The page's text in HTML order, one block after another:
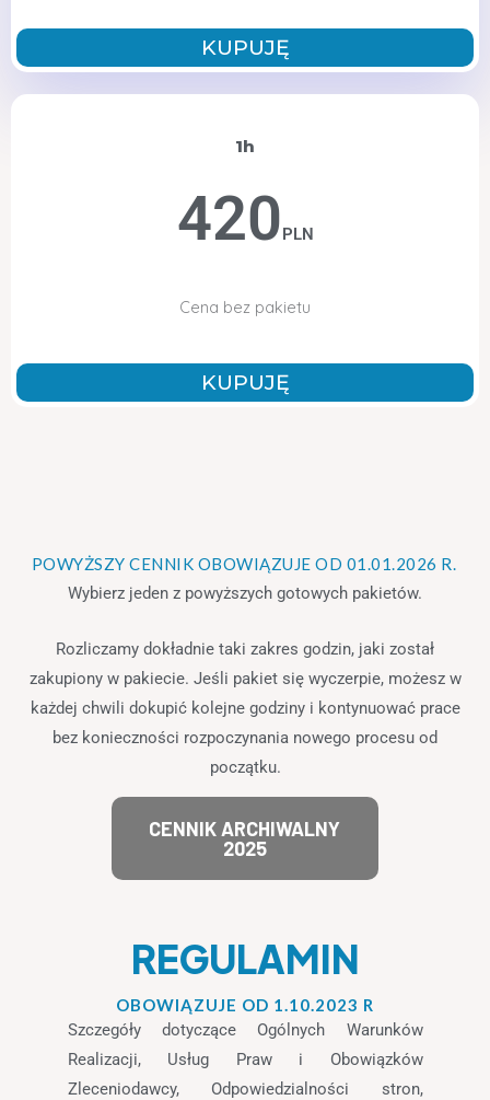
KUPUJĘ
1h
420PLN
Cena bez pakietu
KUPUJĘ
POWYŻSZY CENNIK OBOWIĄZUJE OD 01.01.2026 R.
Wybierz jeden z powyższych gotowych pakietów.
Rozliczamy dokładnie taki zakres godzin, jaki został
zakupiony w pakiecie. Jeśli pakiet się wyczerpie, możesz w
każdej chwili dokupić kolejne godziny i kontynuować prace
bez konieczności rozpoczynania nowego procesu od
początku.
CENNIK ARCHIWALNY
2025
REGULAMIN
OBOWIĄZUJE OD 1.10.2023 R
Szczegóły dotyczące Ogólnych Warunków
Realizacji, Usług Praw i Obowiązków
Zleceniodawcy, Odpowiedzialności stron,